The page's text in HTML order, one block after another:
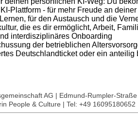
Plattform - für mehr Freude an
für den Austausch und die
die es dir ermöglicht, Arbeit,
interdisziplinäres Onboarding
der betrieblichen
Deutschlandticket oder ein anteilig
AG | Edmund-Rumpler-
People & Culture | Tel: +49 16095180652